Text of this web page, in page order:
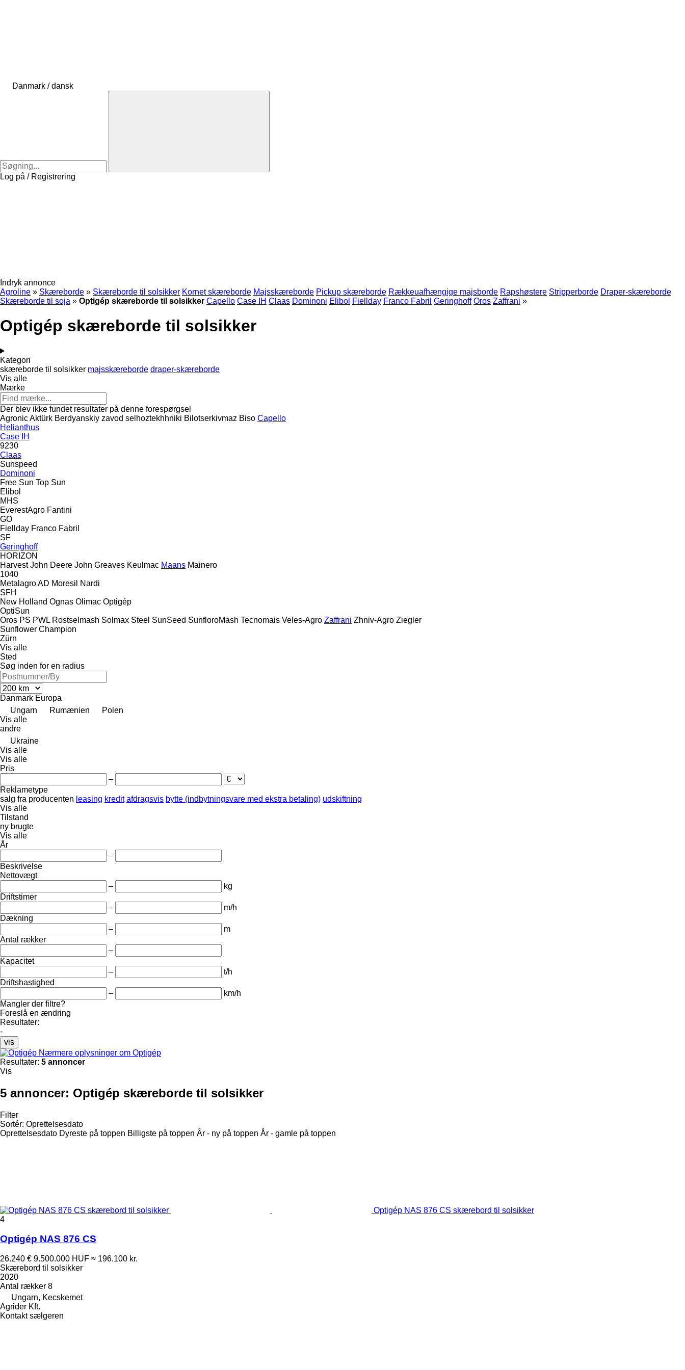
Danmark / dansk
Log på / Registrering
Indryk annonce
Agroline » Skæreborde » Skæreborde til solsikker Kornet skæreborde Majsskæreborde Pickup skæreborde Rækkeuafhængige majsborde Rapshøstere Stripperborde Draper-skæreborde
Skæreborde til soja » Optigép skæreborde til solsikker Capello Case IH Claas Dominoni Elibol Fiellday Franco Fabril Geringhoff Oros Zaffrani »
Optigép skæreborde til solsikker
Kategori
skæreborde til solsikker majsskæreborde draper-skæreborde
Vis alle
Mærke
Der blev ikke fundet resultater på denne forespørgsel
AgronicAktürk Berdyanskiy zavod selhoztekhhniki Bilotserkivmaz Biso Capello
Helianthus
Case IH
9230
Claas
Sunspeed
Dominoni
Free Sun Top Sun
Elibol
MHS
EverestAgro Fantini
GO
Fiellday Franco Fabril
SF
Geringhoff
HORIZON
Harvest John Deere John Greaves Keulmac Maans Mainero
1040
Metalagro AD Moresil
Nardi
SFH
New Holland Ognas Olimac Optigép
OptiSun
Oros PS PWL Rostselmash Solmax Steel SunSeed SunfloroMash Tecnomais Veles-Agro Zaffrani Zhniv-Agro Ziegler
Sunflower Champion
Zürn
Vis alle
Sted
Søg inden for en radius
Danmark Europa
Ungarn
Rumænien
Polen
Vis alle
andre
Ukraine
Vis alle
Vis alle
Pris
–
Reklametype
salg fra producenten leasing kredit afdragsvis bytte (indbytningsvare med ekstra betaling) udskiftning
Vis alle
Tilstand
ny brugte
Vis alle
År
–
Beskrivelse
Nettovægt
–
kg
Driftstimer
–
m/h
Dækning
–
m
Antal rækker
–
Kapacitet
–
t/h
Driftshastighed
–
km/h
Mangler der filtre?
Foreslå en ændring
Resultater:
-
vis
Nærmere oplysninger om Optigép
Resultater: 5 annoncer
Vis
5 annoncer: Optigép skæreborde til solsikker
Filter
Sortér: Oprettelsesdato
Oprettelsesdato Dyreste på toppen Billigste på toppen År - ny på toppen År - gamle på toppen
Optigép NAS 876 CS skærebord til solsikker
4
Optigép NAS 876 CS
26.240 € 9.500.000 HUF ≈ 196.100 kr.
Skærebord til solsikker
2020
Antal rækker 8
Ungarn, Kecskemet
Agrider Kft.
Kontakt sælgeren